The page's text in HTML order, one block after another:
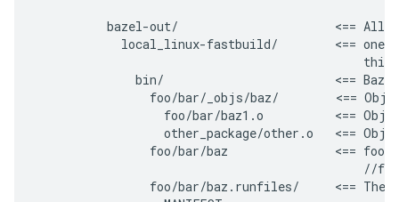
bazel-out/                      <== All
local_linux-fastbuild/        <== one
this
bin/                        <==
foo/bar/_objs/baz/        <==
foo/bar/baz1.o          <==
other_package/other.o   <==
foo/bar/baz               <==
//
foo/bar/baz.runfiles/     <== The